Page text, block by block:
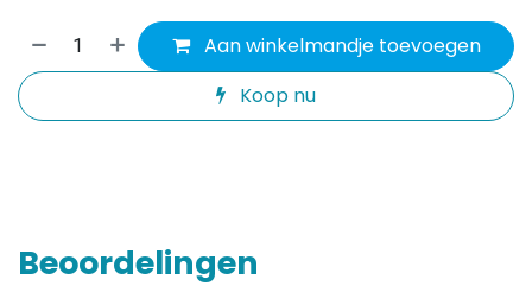
Aan winkelmandje toevoegen
Koop nu
Beoordelingen